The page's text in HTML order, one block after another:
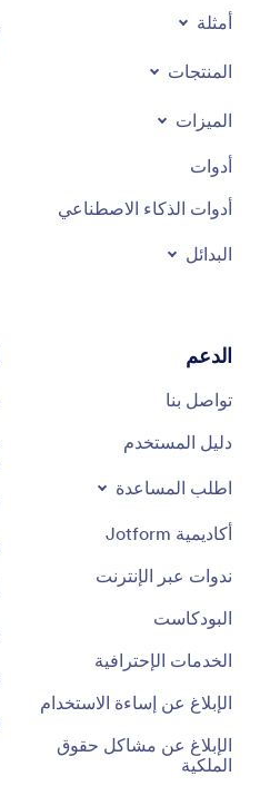
أمثلة
المنتجات
الميزات
أدوات
أدوات الذكاء الاصطناعي
البدائل
الدعم
تواصل بنا
دليل المستخدم
اطلب المساعدة
أكاديمية Jotform
ندوات عبر الإنترنت
البودكاست
الخدمات الإحترافية
الإبلاغ عن إساءة الاستخدام
الإبلاغ عن مشاكل حقوق
الملكية